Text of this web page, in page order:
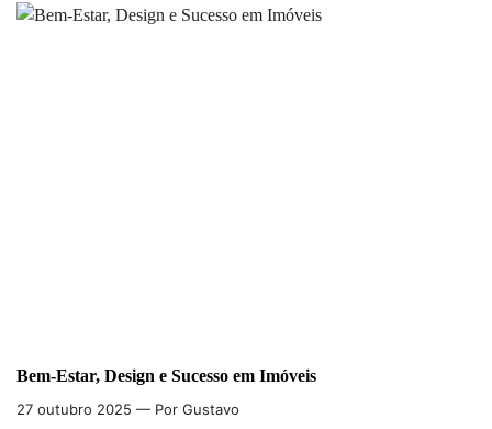
Bem-Estar, Design e Sucesso em Imóveis
27 outubro 2025 — Por Gustavo